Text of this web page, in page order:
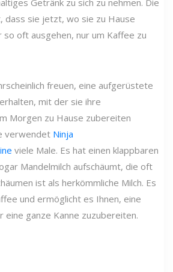
dass sie jetzt, wo sie zu Hause
so ​​oft ausgehen, nur um Kaffee zu
freuen, eine aufgerüstete
mit der sie ihre
Morgen zu Hause zubereiten
verwendet Ninja
viele Male. Es hat einen klappbaren
Mandelmilch aufschäumt, die oft
ist als herkömmliche Milch. Es
und ermöglicht es Ihnen, eine
eine ganze Kanne zuzubereiten.